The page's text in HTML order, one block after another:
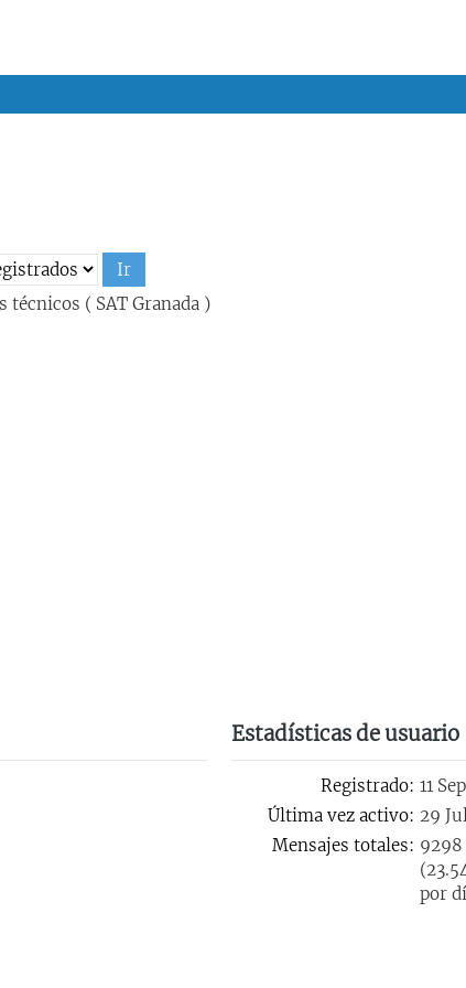
técnicos ( SAT Granada )
Estadísticas de usuario
Registrado: 11
Última vez activo: 29
Mensajes totales: 9298
por